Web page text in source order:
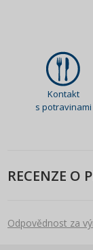
Kontakt
s potravinami
RECENZE O
Odpovědnost za